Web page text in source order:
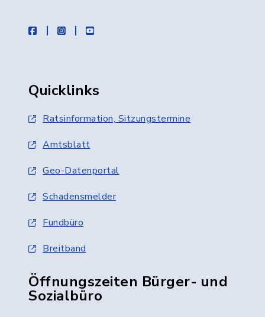
facebookinstagramyoutube
Quicklinks
Ratsinformation, Sitzungstermine
Amtsblatt
Geo-Datenportal
Schadensmelder
Fundbüro
Breitband
Öffnungszeiten Bürger- und
Sozialbüro